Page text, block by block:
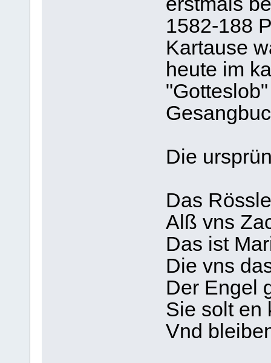
1582-188
Kartause
heute im
Die
Das
Alß vns
Das ist
Die vns
Der Engel
Sie solt en
Vnd